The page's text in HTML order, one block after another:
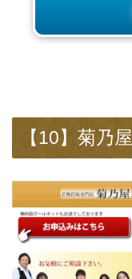
【10】菊乃屋